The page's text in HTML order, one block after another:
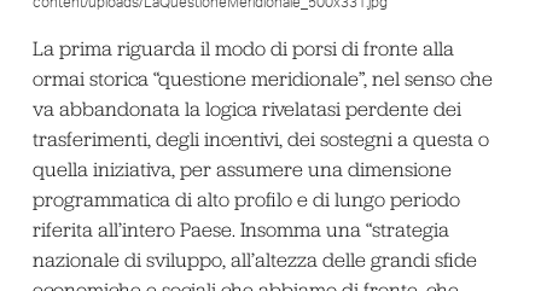
La prima riguarda il modo di porsi di fronte alla
ormai storica “questione meridionale”, nel senso che
va abbandonata la logica rivelatasi perdente dei
trasferimenti, degli incentivi, dei sostegni a questa o
quella iniziativa, per assumere una dimensione
programmatica di alto profilo e di lungo periodo
riferita all’intero Paese. Insomma una “strategia
nazionale di sviluppo, all’altezza delle grandi sfide